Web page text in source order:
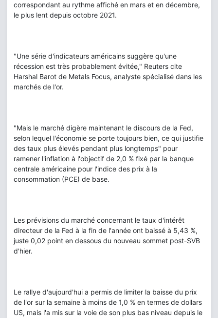
correspondant au rythme affiché en mars et en décembre,
le plus lent depuis octobre 2021.
"Une série d'indicateurs américains suggère qu'une
récession est très probablement évitée," Reuters cite
Harshal Barot de Metals Focus, analyste spécialisé dans les
marchés de l'or.
"Mais le marché digère maintenant le discours de la Fed,
selon lequel l'économie se porte toujours bien, ce qui justifie
des taux plus élevés pendant plus longtemps" pour
ramener l'inflation à l'objectif de 2,0 % fixé par la banque
centrale américaine pour l'indice des prix à la
consommation (PCE) de base.
Les prévisions du marché concernant le taux d'intérêt
directeur de la Fed à la fin de l'année ont baissé à 5,43 %,
juste 0,02 point en dessous du nouveau sommet post-SVB
d'hier.
Le rallye d'aujourd'hui a permis de limiter la baisse du prix
de l'or sur la semaine à moins de 1,0 % en termes de dollars
US, mais l'a mis sur la voie de son plus bas niveau depuis le